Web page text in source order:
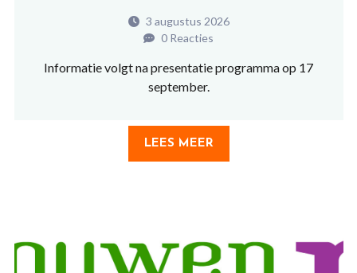
3 augustus 2026
0 Reacties
Informatie volgt na presentatie programma op 17
september.
LEES MEER